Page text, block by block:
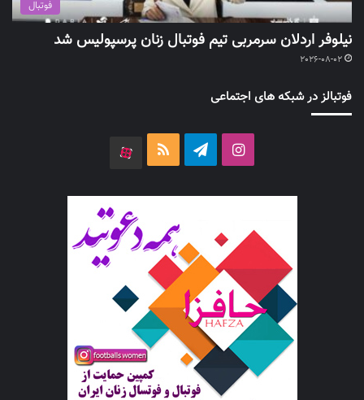
فوتبال
نیلوفر اردلان سرمربی تیم فوتبال زنان پرسپولیس شد
2026-08-02
فوتبالز در شبکه های اجتماعی